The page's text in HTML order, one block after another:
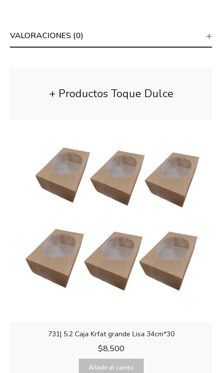
VALORACIONES (0)
+ Productos Toque Dulce
731| 5.2 Caja Krfat grande Lisa 34cm*30
$8,500
Añadir al carrito